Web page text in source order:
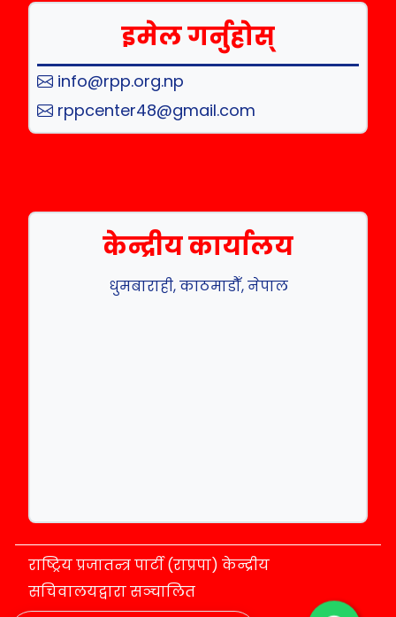
इमेल गर्नुहोस्
info@rpp.org.np
rppcenter48@gmail.com
केन्द्रीय कार्यालय
धुमबाराही, काठमाडौँ, नेपाल
राष्ट्रिय प्रजातन्त्र पार्टी (राप्रपा) केन्द्रीय
सचिवालयद्वारा सञ्चालित